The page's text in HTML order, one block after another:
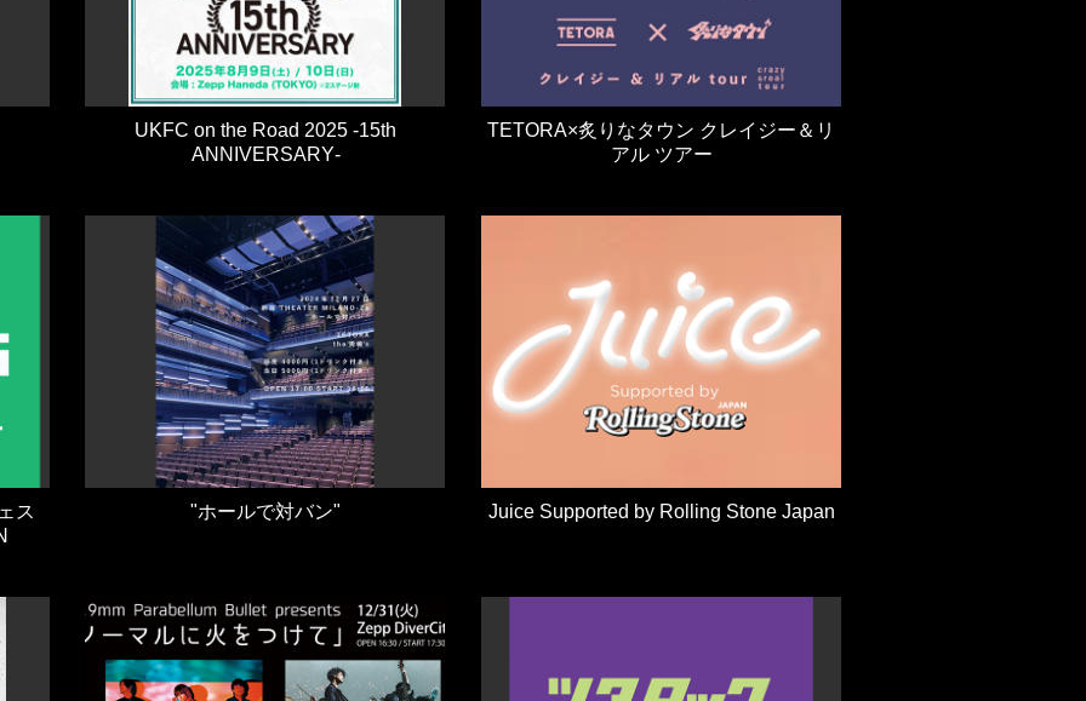
UKFC on the Road 2025 ‐15th
ANNIVERSARY‐
TETORA×炙りなタウン クレイジー＆リ
アル ツアー
ス
"ホールで対バン" Juice Supported by Rolling Stone Japan